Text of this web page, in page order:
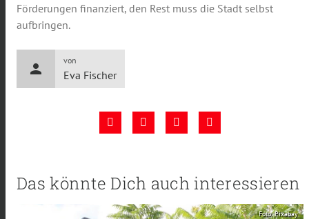
Förderungen finanziert, den Rest muss die Stadt selbst
aufbringen.
person
von
Eva Fischer
Das könnte Dich auch interessieren
Foto: Pixabay